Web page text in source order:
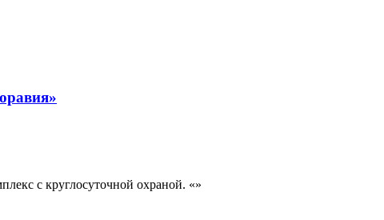
с круглосуточной охраной. «»